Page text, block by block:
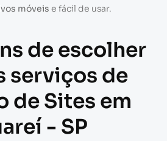
móveis e fácil de usar.
de escolher
serviços de
de Sites em
- SP